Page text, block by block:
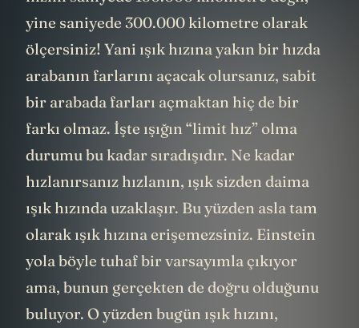
hızını saniyede 150.000 kilometre değil,
yine saniyede 300.000 kilometre olarak
ölçersiniz! Yani ışık hızına yakın bir hızda
arabanın farlarını açacak olursanız, sabit
bir arabada farları açmaktan hiç de bir
farkı olmaz. İşte ışığın “limit hız” olma
durumu bu kadar sıradışıdır. Ne kadar
hızlanırsanız hızlanın, ışık sizden daima
ışık hızında uzaklaşır. Bu yüzden asla tam
olarak ışık hızına erişemezsiniz. Einstein
yola böyle tuhaf bir varsayımla çıkıyor
ama, bunun gerçekten de doğru olduğunu